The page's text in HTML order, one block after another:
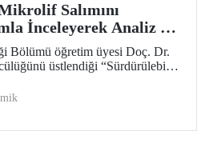
Salımını
İnceleyerek Analiz ve
Geliştirecek Projeye
Bölümü öğretim üyesi Doç. Dr.
üstlendiği “Sürdürülebilir
Salımı: Aşınma, UV Maruziyeti